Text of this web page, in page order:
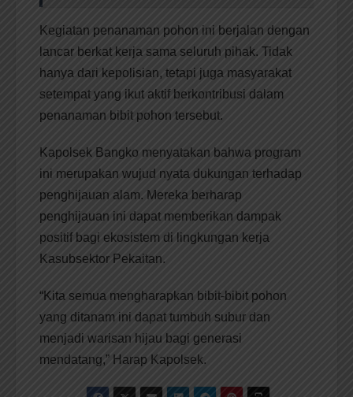
Kegiatan penanaman pohon ini berjalan dengan
lancar berkat kerja sama seluruh pihak. Tidak
hanya dari kepolisian, tetapi juga masyarakat
setempat yang ikut aktif berkontribusi dalam
penanaman bibit pohon tersebut.
Kapolsek Bangko menyatakan bahwa program
ini merupakan wujud nyata dukungan terhadap
penghijauan alam. Mereka berharap
penghijauan ini dapat memberikan dampak
positif bagi ekosistem di lingkungan kerja
Kasubsektor Pekaitan.
“Kita semua mengharapkan bibit-bibit pohon
yang ditanam ini dapat tumbuh subur dan
menjadi warisan hijau bagi generasi
mendatang,” Harap Kapolsek.